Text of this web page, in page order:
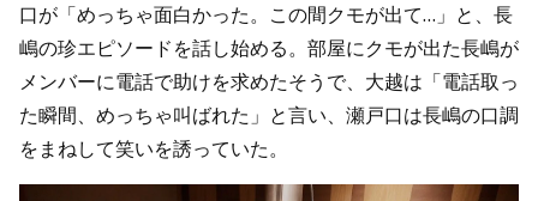
口が「めっちゃ面白かった。この間クモが出て…」と、長
嶋の珍エピソードを話し始める。部屋にクモが出た長嶋が
メンバーに電話で助けを求めたそうで、大越は「電話取っ
た瞬間、めっちゃ叫ばれた」と言い、瀬戸口は長嶋の口調
をまねして笑いを誘っていた。